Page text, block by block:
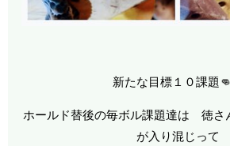
新たな目標１０課題
ホールド替後の毎ボル課題達は 徳さ
が入り混じって